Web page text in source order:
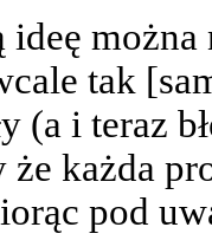
tak
(a i teraz
że każda
pod